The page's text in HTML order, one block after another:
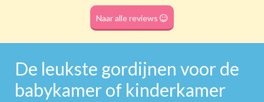
(dubbele tunnel)
Naar alle reviews
De leukste gordijnen voor de
babykamer of kinderkamer